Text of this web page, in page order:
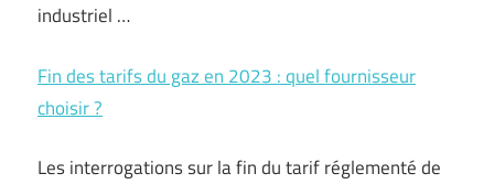
industriel …
Fin des tarifs du gaz en 2023 : quel fournisseur
choisir ?
Les interrogations sur la fin du tarif réglementé de